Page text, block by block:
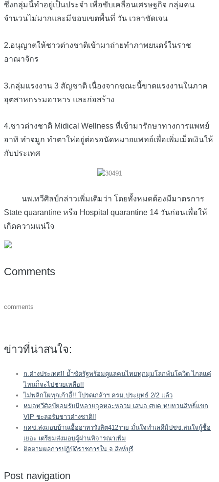
ซึ่งกลุ่มนี้ทำอยู่เป็นประจำ เพื่อขับเคลื่อนเศรษฐกิจ กลุ่มคน
จำนวนไม่มากและมีขอบเขตพื้นที่ วัน เวลาชัดเจน
2.อนุญาตให้ชาวต่างชาติเข้ามาถ่ายทำภาพยนตร์ในราช
อาณาจักร
3.กลุ่มแรงงาน 3 สัญชาติ เนื่องจากขณะนี้ขาดแรงงานในภาค
อุตสาหกรรมอาหาร และก่อสร้าง
4.ชาวต่างชาติ Midical Wellness ที่เข้ามารักษาทางการแพทย์
อาทิ ทำจมูก ทำตาให่อยู่ต่อรอนัดหมายแพทย์เพื่อเพิ่มเม็ดเงินให้
กับประเทศ
นพ.ทวีศิลป์กล่าวเพิ่มเติมว่า โดยทั้งหมดต้องมีมาตรการ
State quarantine หรือ Hospital quarantine 14 วันก่อนเพื่อให้
เกิดความแน่ใจ
Comments
comments
ข่าวที่น่าสนใจ:
ก.ต่างประเทศ!! ย้ำชัดรัฐพร้อมดูแลคนไทยทุกมุมโลกพ้นโควิด ไกลแค่
ไหนก็จะไปช่วยเหลือ!!
ไม่พลิกโผทุกเก้าอี้!! โปรดเกล้าฯ ครม.ประยุทธ์ 2/2 แล้ว
หมอทวีศิลป์ยอมรับมีหลายจุดหละหลวม เสนอ ศบค.ทบทวนสิทธิ์แขก
VIP ชะลอรับชาวต่างชาติ!!
กคช.ส่งมอบบ้านเอื้ออาทรรังสิต412ราย มั่นใจทำเลดีมีปชช.สนใจกู้ซื้อ
เยอะ เตรียมส่งมอบผู้ผ่านพิจารณาเพิ่ม
ติดตามผลการปฎิบัติราชการใน จ.สิงห์บุรี
Post navigation